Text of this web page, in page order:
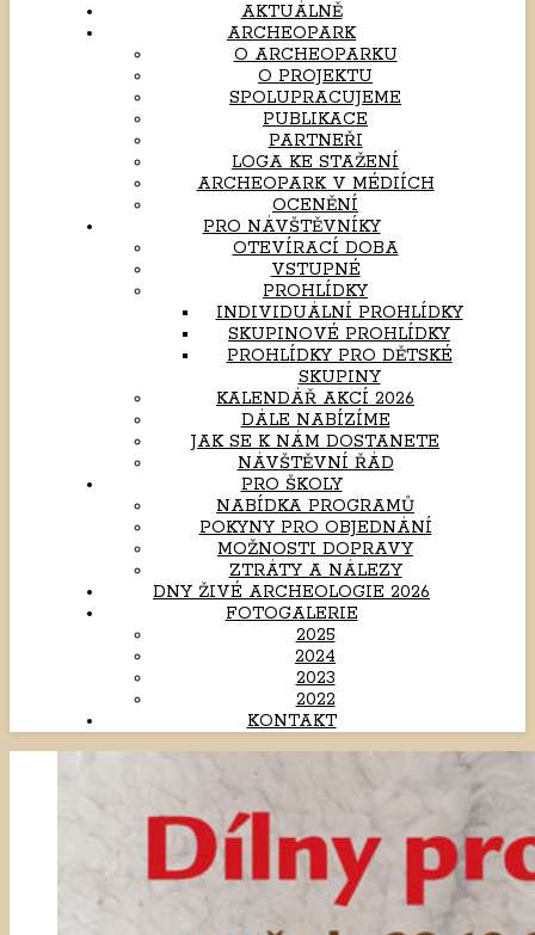
AKTUÁLNĚ
ARCHEOPARK
O ARCHEOPARKU
O PROJEKTU
SPOLUPRACUJEME
PUBLIKACE
PARTNEŘI
LOGA KE STAŽENÍ
ARCHEOPARK V MÉDIÍCH
OCENĚNÍ
PRO NÁVŠTĚVNÍKY
OTEVÍRACÍ DOBA
VSTUPNÉ
PROHLÍDKY
INDIVIDUÁLNÍ PROHLÍDKY
SKUPINOVÉ PROHLÍDKY
PROHLÍDKY PRO DĚTSKÉ
SKUPINY
KALENDÁŘ AKCÍ 2026
DÁLE NABÍZÍME
JAK SE K NÁM DOSTANETE
NÁVŠTĚVNÍ ŘÁD
PRO ŠKOLY
NABÍDKA PROGRAMŮ
POKYNY PRO OBJEDNÁNÍ
MOŽNOSTI DOPRAVY
ZTRÁTY A NÁLEZY
DNY ŽIVÉ ARCHEOLOGIE 2026
FOTOGALERIE
2025
2024
2023
2022
KONTAKT